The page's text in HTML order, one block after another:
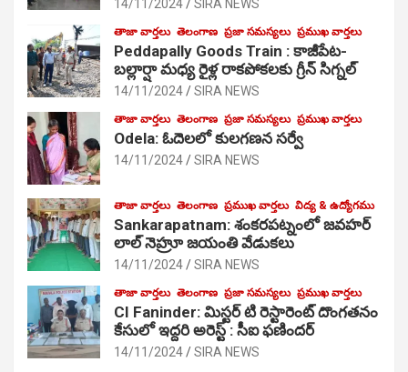
14/11/2024 SIRA NEWS
తాజా వార్తలు తెలంగాణ ప్రజా సమస్యలు ప్రముఖ వార్తలు
Peddapally Goods Train : కాజీపేట-
బల్లార్షా మధ్య రైళ్ల రాకపోకలకు గ్రీన్ సిగ్నల్
14/11/2024 SIRA NEWS
తాజా వార్తలు తెలంగాణ ప్రజా సమస్యలు ప్రముఖ వార్తలు
Odela: ఓదెలలో కులగణన సర్వే
14/11/2024 SIRA NEWS
తాజా వార్తలు తెలంగాణ ప్రముఖ వార్తలు విద్య & ఉద్యోగము
Sankarapatnam: శంకరపట్నంలో జవహర్
లాల్ నెహ్రూ జయంతి వేడుకలు
14/11/2024 SIRA NEWS
తాజా వార్తలు తెలంగాణ ప్రజా సమస్యలు ప్రముఖ వార్తలు
CI Faninder: మిస్టర్ టి రెస్టారెంట్ దొంగతనం
కేసులో ఇద్దరి అరెస్ట్ : సీఐ ఫణిందర్
14/11/2024 SIRA NEWS